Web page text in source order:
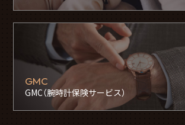
GMC
GMC（腕時計保険サービス）